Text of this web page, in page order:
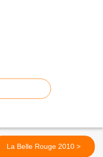
La Belle Rouge 2010 >